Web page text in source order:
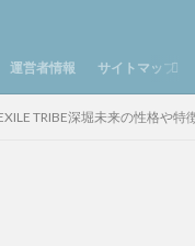
運営者情報 サイトマップ
TRIBE深堀未来の性格や